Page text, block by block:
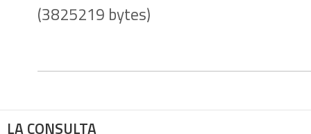
(3825219 bytes)
LA CONSULTA